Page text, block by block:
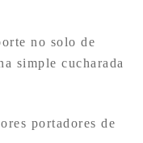
no solo de
simple cucharada
portadores de